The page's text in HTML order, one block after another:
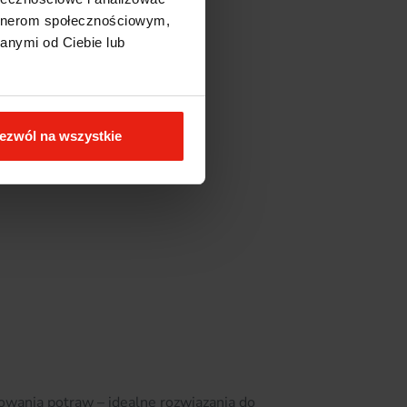
społecznościowym,
od Ciebie lub
na wszystkie
potraw – idealne rozwiązania do